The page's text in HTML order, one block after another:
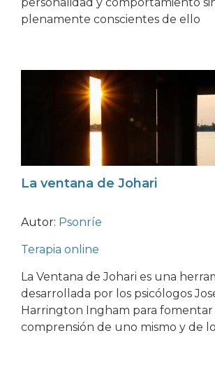
plenamente conscientes de ello
La ventana de Johari
Autor: Psonríe
Terapia online
La Ventana de Johari es una
desarrollada por los psicólogos
Harrington Ingham para fomentar
comprensión de uno mismo y de